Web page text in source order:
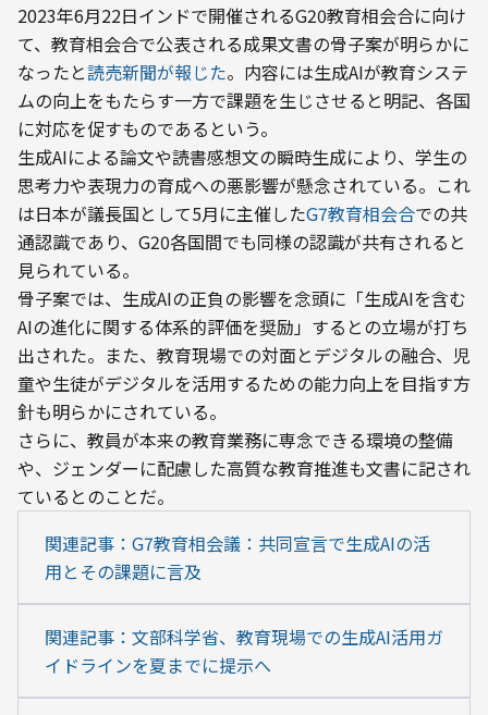
2023年6月22日インドで開催されるG20教育相会合に向け
て、教育相会合で公表される成果文書の骨子案が明らかに
なったと読売新聞が報じた。内容には生成AIが教育システ
ムの向上をもたらす一方で課題を生じさせると明記、各国
に対応を促すものであるという。
生成AIによる論文や読書感想文の瞬時生成により、学生の
思考力や表現力の育成への悪影響が懸念されている。これ
は日本が議長国として5月に主催したG7教育相会合での共
通認識であり、G20各国間でも同様の認識が共有されると
見られている。
骨子案では、生成AIの正負の影響を念頭に「生成AIを含む
AIの進化に関する体系的評価を奨励」するとの立場が打ち
出された。また、教育現場での対面とデジタルの融合、児
童や生徒がデジタルを活用するための能力向上を目指す方
針も明らかにされている。
さらに、教員が本来の教育業務に専念できる環境の整備
や、ジェンダーに配慮した高質な教育推進も文書に記され
ているとのことだ。
関連記事：G7教育相会議：共同宣言で生成AIの活
用とその課題に言及
関連記事：文部科学省、教育現場での生成AI活用ガ
イドラインを夏までに提示へ